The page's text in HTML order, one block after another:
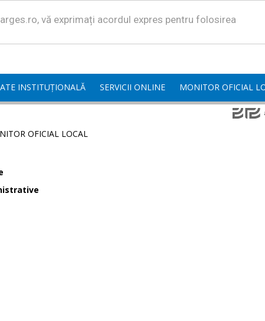
vă exprimați acordul expres pentru folosirea
INSTITUȚIONALĂ SERVICII ONLINE MONITOR OFICIAL
OFICIAL LOCAL